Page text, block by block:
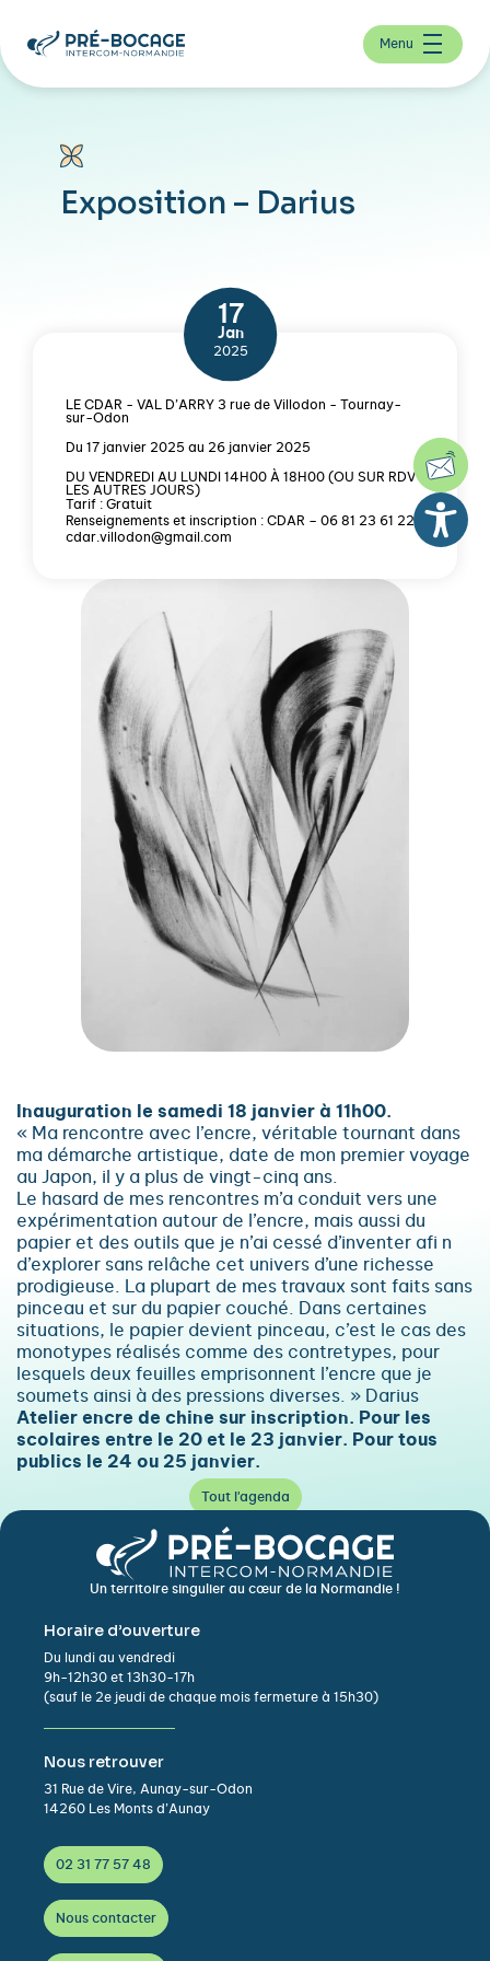
Menu
Exposition – Darius
17
Jan
2025
LE CDAR - VAL D’ARRY 3 rue de Villodon - Tournay-
sur-Odon
Du 17 janvier 2025 au 26 janvier 2025
DU VENDREDI AU LUNDI 14H00 À 18H00 (OU SUR RDV
LES AUTRES JOURS)
Tarif : Gratuit
Renseignements et inscription : CDAR – 06 81 23 61 22
cdar.villodon@gmail.com
Inauguration le samedi 18 janvier à 11h00.
« Ma rencontre avec l’encre, véritable tournant dans
ma démarche artistique, date de mon premier voyage
au Japon, il y a plus de vingt-cinq ans.
Le hasard de mes rencontres m’a conduit vers une
expérimentation autour de l’encre, mais aussi du
papier et des outils que je n’ai cessé d’inventer afi n
d’explorer sans relâche cet univers d’une richesse
prodigieuse. La plupart de mes travaux sont faits sans
pinceau et sur du papier couché. Dans certaines
situations, le papier devient pinceau, c’est le cas des
monotypes réalisés comme des contretypes, pour
lesquels deux feuilles emprisonnent l’encre que je
soumets ainsi à des pressions diverses. » Darius
Atelier encre de chine sur inscription. Pour les
scolaires entre le 20 et le 23 janvier. Pour tous
publics le 24 ou 25 janvier.
Tout l'agenda
Un territoire singulier au cœur de la Normandie !
Horaire d’ouverture
Du lundi au vendredi
9h-12h30 et 13h30-17h
(sauf le 2e jeudi de chaque mois fermeture à 15h30)
Nous retrouver
31 Rue de Vire, Aunay-sur-Odon
14260 Les Monts d’Aunay
02 31 77 57 48
Nous contacter